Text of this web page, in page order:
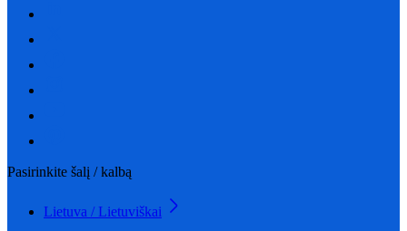
Pasirinkite šalį / kalbą
Lietuva / Lietuviškai